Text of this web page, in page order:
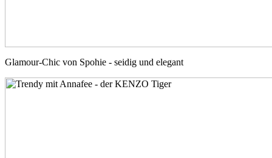
Glamour-Chic von Spohie - seidig und elegant